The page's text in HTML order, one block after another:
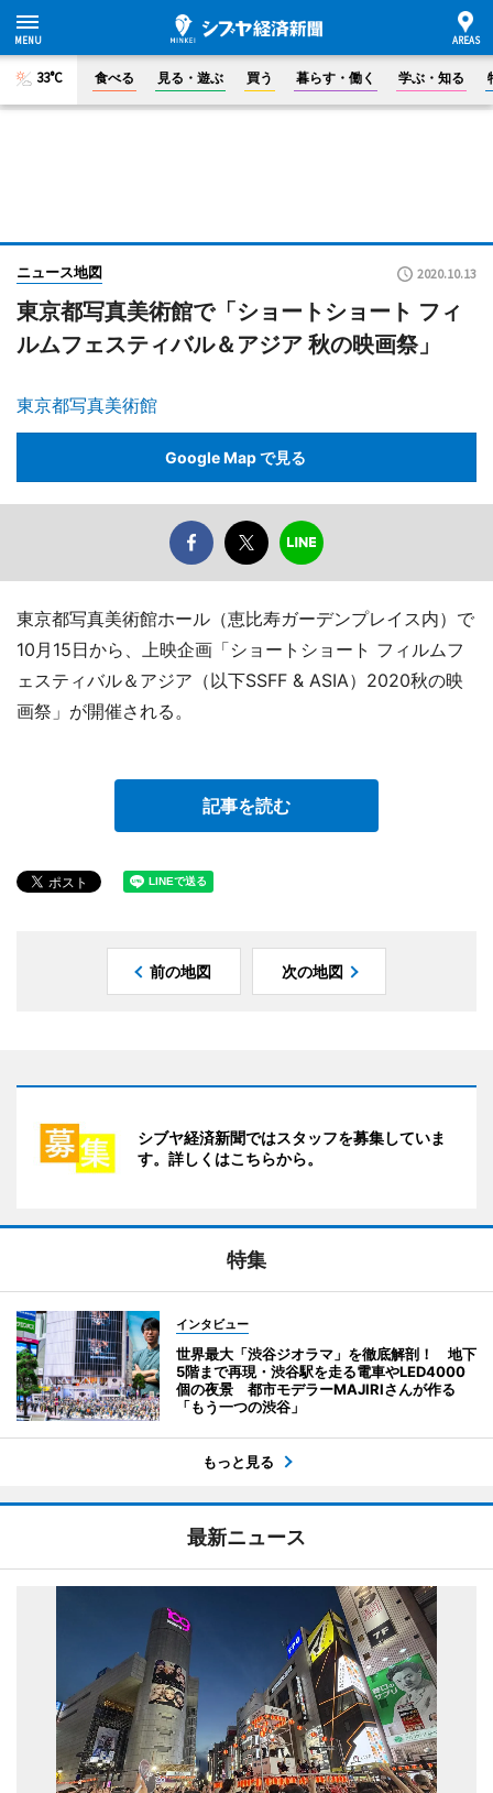
33°C 食べる 見る・遊ぶ 買う 暮らす・働く 学ぶ・知る
ニュース地図 2020.10.13
東京都写真美術館で「ショートショート フィ
ルムフェスティバル＆アジア 秋の映画祭」
東京都写真美術館
Google Map で見る
東京都写真美術館ホール（恵比寿ガーデンプレイス内）で
10月15日から、上映企画「ショートショート フィルムフ
ェスティバル＆アジア（以下SSFF & ASIA）2020秋の映
画祭」が開催される。
記事を読む
前の地図 次の地図
シブヤ経済新聞ではスタッフを募集していま
す。詳しくはこちらから。
特集
インタビュー
世界最大「渋谷ジオラマ」を徹底解剖！ 地下
5階まで再現・渋谷駅を走る電車やLED4000
個の夜景 都市モデラーMAJIRIさんが作る
「もう一つの渋谷」
もっと見る
最新ニュース